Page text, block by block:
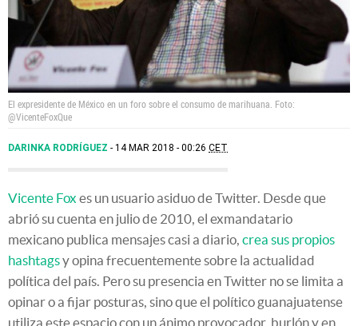
El expresidente de México en un foro sobre el consumo de marihuana. Foto:
@VicenteFoxQue
DARINKA RODRÍGUEZ 14 MAR 2018 - 00:26 CET
Vicente Fox es un usuario asiduo de Twitter. Desde que
abrió su cuenta en julio de 2010, el exmandatario
mexicano publica mensajes casi a diario, crea sus propios
hashtagsy opina frecuentemente sobre la actualidad
política del país. Pero su presencia en Twitter no se limita a
opinar o a fijar posturas, sino que el político guanajuatense
utiliza este espacio con un ánimo provocador, burlón y en